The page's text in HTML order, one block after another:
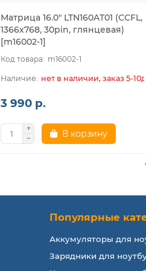
Матрица 16.0" LTN160AT01 (CCFL,
1366x768, 30pin, глянцевая)
[m16002-1]
m16002-1
нет в наличии, заказ 5-
3 990 р.
В корзину
Популярные
Аккумуляторы для
Зарядники для